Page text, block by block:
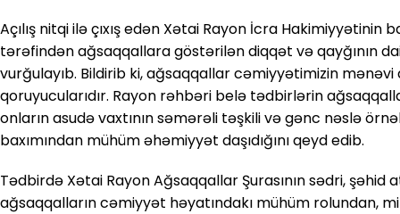
Açılış nitqi ilə çıxış edən Xətai Rayon İcra Hakimiyyətinin
tərəfindən ağsaqqallara göstərilən diqqət və qayğının
vurğulayıb. Bildirib ki, ağsaqqallar cəmiyyətimizin
qoruyucularıdır. Rayon rəhbəri belə tədbirlərin
onların asudə vaxtının səmərəli təşkili və gənc nəslə
baxımından mühüm əhəmiyyət daşıdığını qeyd edib.
Tədbirdə Xətai Rayon Ağsaqqallar Şurasının sədri, şəhid
ağsaqqalların cəmiyyət həyatındakı mühüm rolundan,